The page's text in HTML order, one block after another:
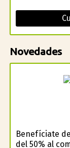
Novedades
Benefíciate
del 50% al